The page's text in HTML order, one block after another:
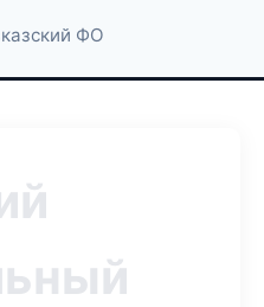
ФО